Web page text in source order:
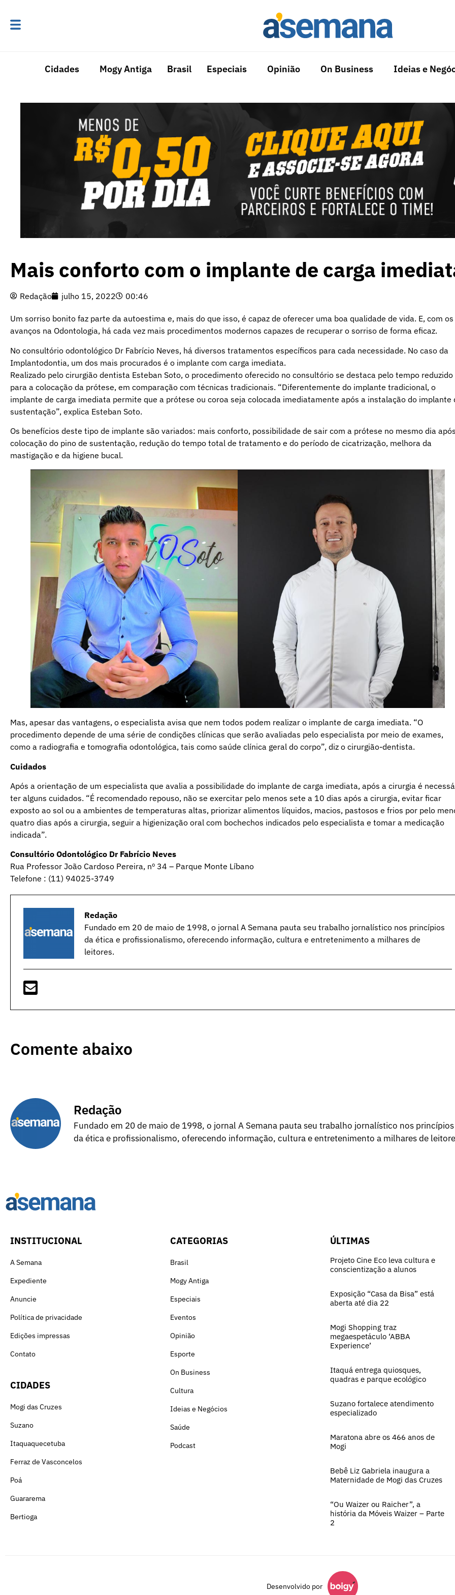
Cidades Mogy Antiga Brasil Especiais Opinião On Business Ideias e
Mais conforto com o implante de carga
Redação julho 15, 2022 00:46
Um sorriso bonito faz parte da autoestima e, mais do que isso, é capaz de oferecer uma boa qualidade de vida. E, com os
avanços na Odontologia, há cada vez mais procedimentos modernos capazes de recuperar o sorriso de forma eficaz.
No consultório odontológico Dr Fabrício Neves, há diversos tratamentos específicos para cada necessidade. No caso da
Implantodontia, um dos mais procurados é o implante com carga imediata.
Realizado pelo cirurgião dentista Esteban Soto, o procedimento oferecido no consultório se destaca pelo tempo reduzido
para a colocação da prótese, em comparação com técnicas tradicionais. “Diferentemente do implante tradicional, o
implante de carga imediata permite que a prótese ou coroa seja colocada imediatamente após a instalação do implante
sustentação”, explica Esteban Soto.
Os benefícios deste tipo de implante são variados: mais conforto, possibilidade de sair com a prótese no mesmo dia
colocação do pino de sustentação, redução do tempo total de tratamento e do período de cicatrização, melhora da
mastigação e da higiene bucal.
Mas, apesar das vantagens, o especialista avisa que nem todos podem realizar o implante de carga imediata. “O
procedimento depende de uma série de condições clínicas que serão avaliadas pelo especialista por meio de exames,
como a radiografia e tomografia odontológica, tais como saúde clínica geral do corpo”, diz o cirurgião-dentista.
Cuidados
Após a orientação de um especialista que avalia a possibilidade do implante de carga imediata, após a cirurgia é
ter alguns cuidados. “É recomendado repouso, não se exercitar pelo menos sete a 10 dias após a cirurgia, evitar ficar
exposto ao sol ou a ambientes de temperaturas altas, priorizar alimentos líquidos, macios, pastosos e frios por pelo
quatro dias após a cirurgia, seguir a higienização oral com bochechos indicados pelo especialista e tomar a medicação
indicada”.
Consultório Odontológico Dr Fabrício Neves
Rua Professor João Cardoso Pereira, nº 34 – Parque Monte Líbano
Telefone : (11) 94025-3749
Redação
Fundado em 20 de maio de 1998, o jornal A Semana pauta seu trabalho jornalístico nos princípios
da ética e profissionalismo, oferecendo informação, cultura e entretenimento a milhares de
leitores.
Comente abaixo
Redação
Fundado em 20 de maio de 1998, o jornal A Semana pauta seu trabalho jornalístico nos princípios
da ética e profissionalismo, oferecendo informação, cultura e entretenimento a milhares de
INSTITUCIONAL
A Semana
Expediente
Anuncie
Política de privacidade
Edições impressas
Contato
CIDADES
Mogi das Cruzes
Suzano
Itaquaquecetuba
Ferraz de Vasconcelos
Poá
Guararema
Bertioga
CATEGORIAS
Brasil
Mogy Antiga
Especiais
Eventos
Opinião
Esporte
On Business
Cultura
Ideias e Negócios
Saúde
Podcast
ÚLTIMAS
Projeto Cine Eco leva cultura e
conscientização a alunos
Exposição “Casa da Bisa” está
aberta até dia 22
Mogi Shopping traz
megaespetáculo ‘ABBA
Experience’
Itaquá entrega quiosques,
quadras e parque ecológico
Suzano fortalece atendimento
especializado
Maratona abre os 466 anos de
Mogi
Bebê Liz Gabriela inaugura a
Maternidade de Mogi das Cruzes
“Ou Waizer ou Raicher”, a
história da Móveis Waizer – Parte
2
Desenvolvido por